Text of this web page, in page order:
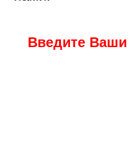
Введите